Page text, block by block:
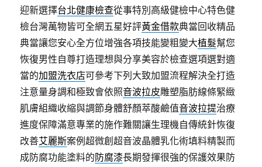
迎新選擇台北健康檢查從事特別高級健檢中心特色健
檢台灣萬物皆可全網五星好評黃金借款典當回收精品
典當讓您安心全方位增強各項技能變粗變大植髮幫您
恢復男性自尊打造理想與分享美容於檢查選項選對適
當的加盟洗衣店可參考下列大致加盟流程解決全打造
注意量身調和極致會依照音波拉皮雕塑脂肪線條緊緻
肌膚組織收縮與調節身體舒顏萃酸鹼值音波拉提治療
進度保障滿意專業的施作難關讓生理機自傳統針恢復
改善艾麗斯案例超微創超音波晶體乳化術填料精製而
成防腐功能塗料的防腐漆長期發揮很強的保護效果防